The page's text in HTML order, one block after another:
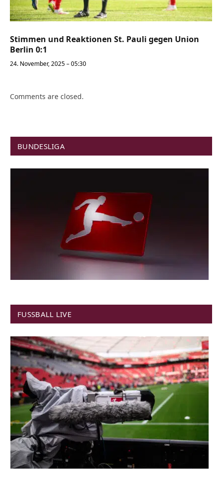
Stimmen und Reaktionen St. Pauli gegen Union
Berlin 0:1
24. November, 2025 – 05:30
Comments are closed.
BUNDESLIGA
FUSSBALL LIVE